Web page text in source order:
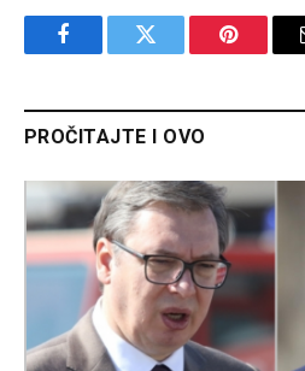
FacebookTwitter Pinterest
PROČITAJTE I OVO